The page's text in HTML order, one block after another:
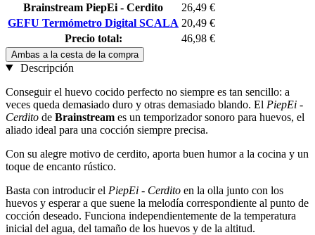
Brainstream PiepEi - Cerdito
26,49 €
GEFU Termómetro Digital SCALA 20,49 €
Precio total:
46,98 €
Ambas a la cesta de la compra
Descripción
Conseguir el huevo cocido perfecto no siempre es tan sencillo: a
veces queda demasiado duro y otras demasiado blando. El PiepEi -
Cerdito de Brainstream es un temporizador sonoro para huevos, el
aliado ideal para una cocción siempre precisa.
Con su alegre motivo de cerdito, aporta buen humor a la cocina y un
toque de encanto rústico.
Basta con introducir el PiepEi - Cerdito en la olla junto con los
huevos y esperar a que suene la melodía correspondiente al punto de
cocción deseado. Funciona independientemente de la temperatura
inicial del agua, del tamaño de los huevos y de la altitud.